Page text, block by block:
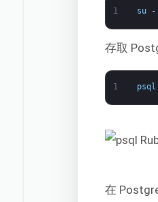
1 su -
存取
1 psql
在